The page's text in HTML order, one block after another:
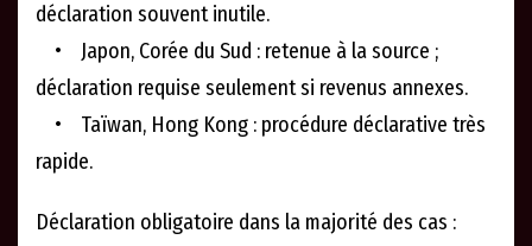
déclaration souvent inutile.
• Japon, Corée du Sud : retenue à la source ;
déclaration requise seulement si revenus annexes.
• Taïwan, Hong Kong : procédure déclarative très
rapide.
Déclaration obligatoire dans la majorité des cas :